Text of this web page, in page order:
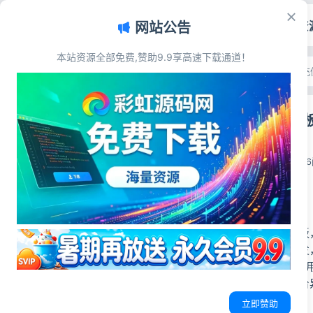
源码资
首页>源码资源>支付充
易支付开源模
彩虹源码网
2026-06-18
源码简介
完整易支付开源模
可直接部署二次开
模板内容包含前台+
此次更新优化了后
文章目录
源码简介
源码展示
源码下载
网站公告
本站资源全部免费,赞助9.9享高速下载通道！
立即赞助